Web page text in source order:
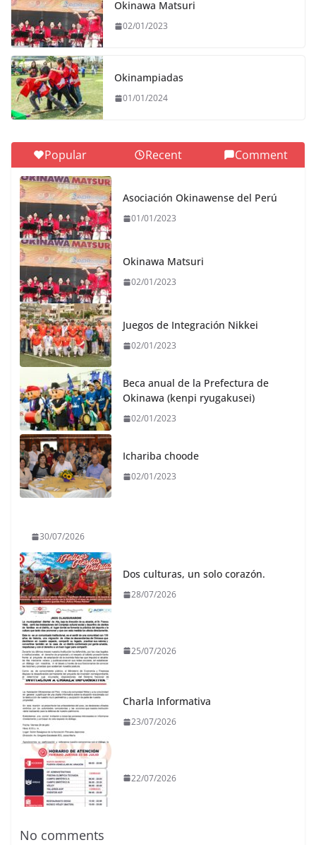
Okinawa Matsuri
02/01/2023
Okinampiadas
01/01/2024
Popular Recent Comment
Asociación Okinawense del Perú
01/01/2023
Okinawa Matsuri
02/01/2023
Juegos de Integración Nikkei
02/01/2023
Beca anual de la Prefectura de
Okinawa (kenpi ryugakusei)
02/01/2023
Ichariba choode
02/01/2023
30/07/2026
Dos culturas, un solo corazón.
28/07/2026
25/07/2026
Charla Informativa
23/07/2026
22/07/2026
No comments